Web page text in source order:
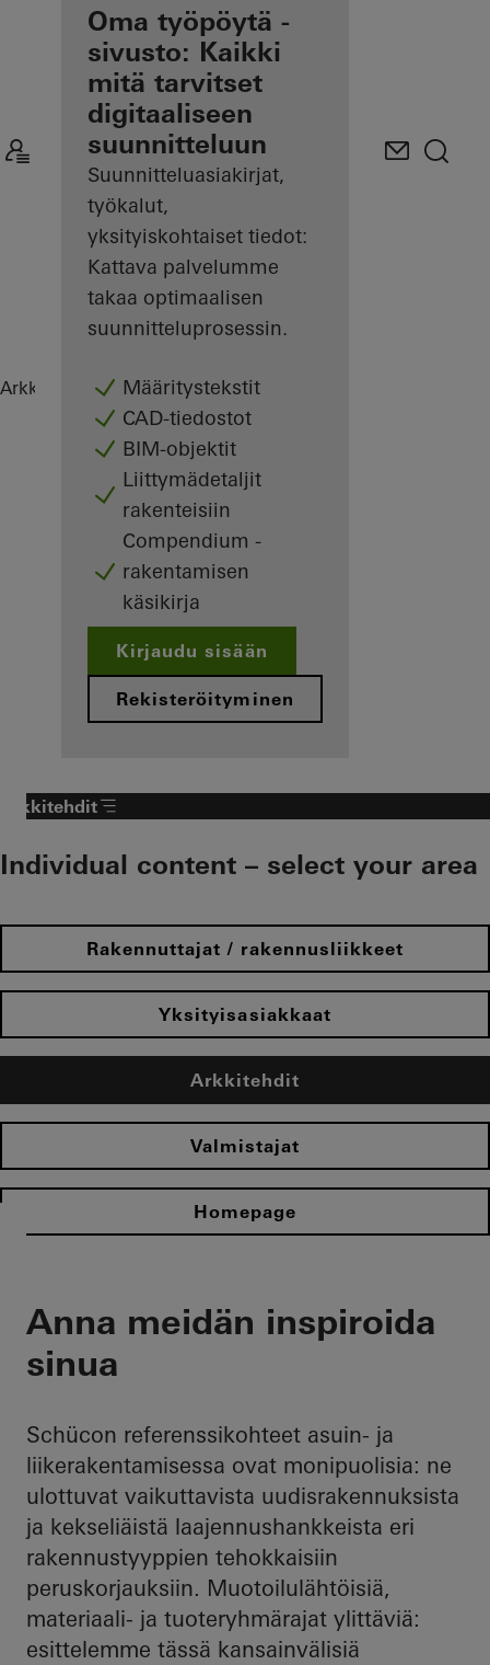
Etusi
rekisteröityneenä
arkkitehtina
Tutustu
Oma
työpöytä -
sivustoon
Oma työpöytä -
sivusto: Kaikki
mitä tarvitset
digitaaliseen
suunnitteluun
Suunnitteluasiakirjat,
työkalut,
yksityiskohtaiset tiedot:
Kattava palvelumme
takaa optimaalisen
suunnitteluprosessin.
Määritystekstit
CAD-tiedostot
BIM-objektit
Liittymädetaljit
rakenteisiin
Compendium -
rakentamisen
käsikirja
Kirjaudu sisään
Rekisteröityminen
Arkkitehdit ReferenssitHighlights
Arkkitehdit
Individual content – select your area
Rakennuttajat / rakennusliikkeet
Yksityisasiakkaat
Arkkitehdit
Valmistajat
Homepage
Anna meidän inspiroida
sinua
Schücon referenssikohteet asuin- ja
liikerakentamisessa ovat monipuolisia: ne
ulottuvat vaikuttavista uudisrakennuksista
ja kekseliäistä laajennushankkeista eri
rakennustyyppien tehokkaisiin
peruskorjauksiin. Muotoilulähtöisiä,
materiaali- ja tuoteryhmärajat ylittäviä:
esittelemme tässä kansainvälisiä